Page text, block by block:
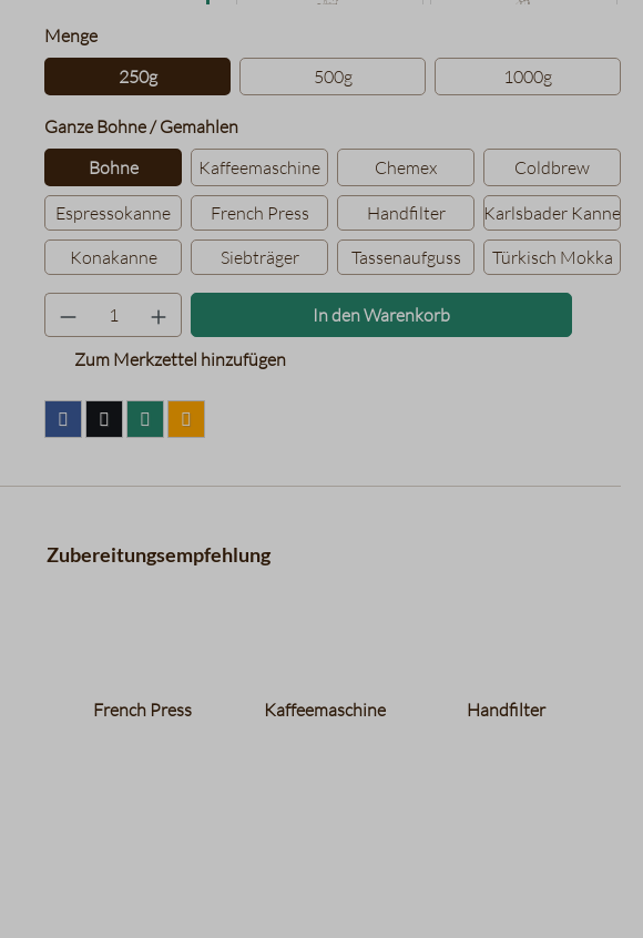
Türkisch Mokka
Mengeauswählen
250g
500g 1000g
Ganze Bohne / Gemahlenauswählen
Bohne
Kaffeemaschine Chemex Coldbrew
Espressokanne French Press Handfilter
Karlsbader Kanne
Konakanne
Siebträger Tassenaufguss Türkisch Mokka
Produkt Anzahl: Gib den gewünschten
In den Warenkorb
Zum Merkzettel hinzufügen
Zubereitungsempfehlung
French Press Kaffeemaschine Handfilter